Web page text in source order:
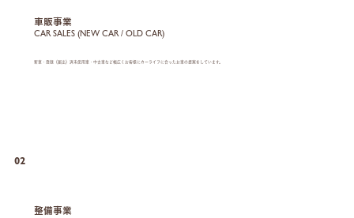
車販事業
CAR SALES (NEW CAR / OLD CAR)
新車・登録（届出）済未使用車・中古車など幅広くお客様にカーライフに合ったお車の提案をしています。
02
整備事業